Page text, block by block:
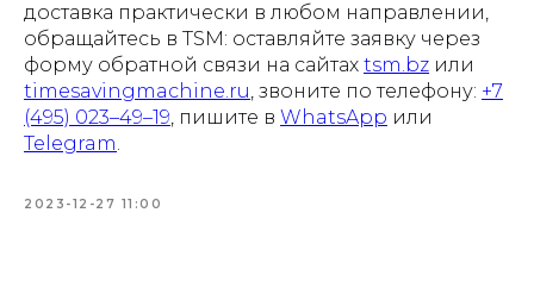
доставка практически в любом направлении,
обращайтесь в TSM: оставляйте заявку через
форму обратной связи на сайтах tsm.bz или
timesavingmachine.ru, звоните по телефону: +7
(495) 023–49–19, пишите в WhatsApp или
Telegram.
2023-12-27 11:00